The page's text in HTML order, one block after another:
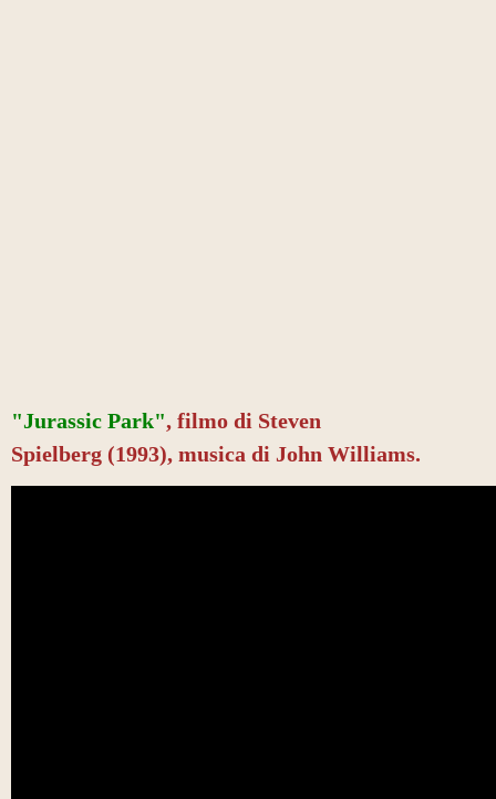
"Jurassic Park", filmo di Steven
Spielberg (1993), musica di John Williams.